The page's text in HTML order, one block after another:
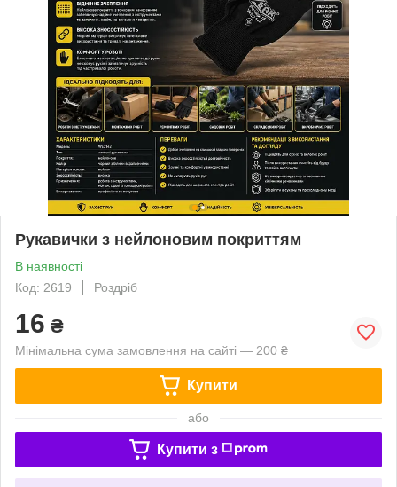
Рукавички з нейлоновим покриттям
В наявності
Код: 2619
Роздріб
16 ₴
Мінімальна сума замовлення на сайті — 200 ₴
Купити
або
Купити з